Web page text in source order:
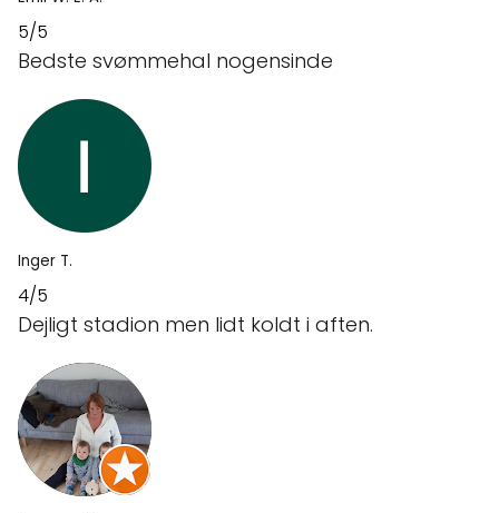
5/5
Bedste svømmehal nogensinde
Inger T.
4/5
Dejligt stadion men lidt koldt i aften.